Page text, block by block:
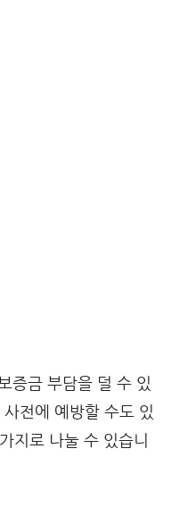
증금 부담을 덜 수 있
전에 예방할 수도 있
지로 나눌 수 있습니